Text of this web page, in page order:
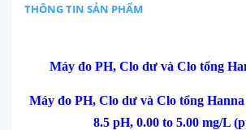
THÔNG TIN SẢN PHẨM
Máy đo PH, Clo dư và Clo tổng
Máy đo PH, Clo dư và Clo tổng Hanna
8.5 pH, 0.00 to 5.00 mg/L